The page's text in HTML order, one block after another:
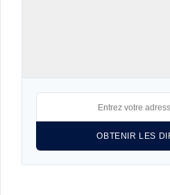
Identifiant